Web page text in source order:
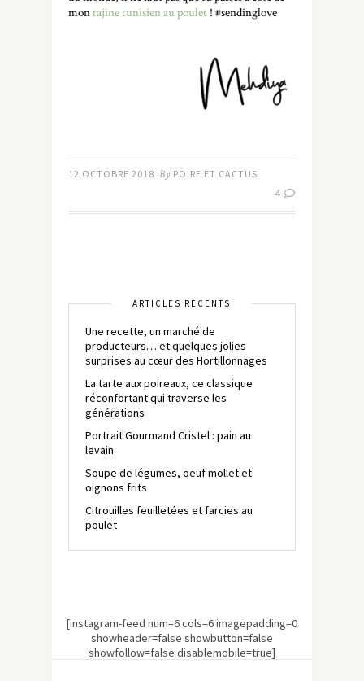
montajine tunisien au poulet ! #sendinglove
12 OCTOBRE 2018 By POIRE ET CACTUS
4
ARTICLES RÉCENTS
Une recette, un marché de
producteurs… et quelques jolies
surprises au cœur des Hortillonnages
La tarte aux poireaux, ce classique
réconfortant qui traverse les
générations
Portrait Gourmand Cristel : pain au
levain
Soupe de légumes, oeuf mollet et
oignons frits
Citrouilles feuilletées et farcies au
poulet
[instagram-feed num=6 cols=6 imagepadding=0
showheader=false showbutton=false
showfollow=false disablemobile=true]